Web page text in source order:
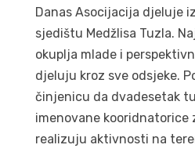
Danas Asocijacija djeluje
sjedištu Medžlisa Tuzla.
okuplja mlade i
djeluju kroz sve odsjeke.
činjenicu da dvadesetak
imenovane kooridnatorice
realizuju aktivnosti na